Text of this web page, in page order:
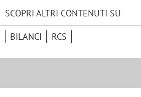
SCOPRI ALTRI CONTENUTI SU
BILANCI RCS